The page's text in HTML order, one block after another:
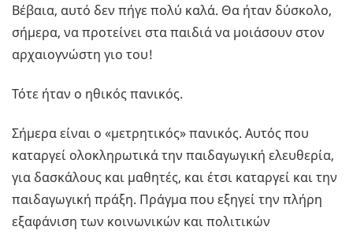
Βέβαια, αυτό δεν πήγε πολύ καλά. Θα ήταν δύσκολο,
σήμερα, να προτείνει στα παιδιά να μοιάσουν στον
αρχαιογνώστη γιο του!
Τότε ήταν ο ηθικός πανικός.
Σήμερα είναι ο «μετρητικός» πανικός. Αυτός που
καταργεί ολοκληρωτικά την παιδαγωγική ελευθερία,
για δασκάλους και μαθητές, και έτσι καταργεί και την
παιδαγωγική πράξη. Πράγμα που εξηγεί την πλήρη
εξαφάνιση των κοινωνικών και πολιτικών